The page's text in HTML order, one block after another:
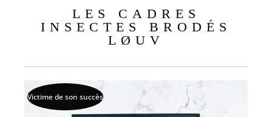
LES CADRES
INSECTES BRODÉS
LØUV
Victime de son succès